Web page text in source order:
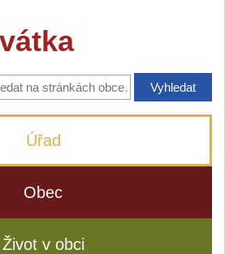
Úřad
Obec
Život v obci